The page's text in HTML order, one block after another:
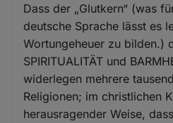
Dass der „Glutkern“ (was
deutsche Sprache lässt es
Wortungeheuer zu bilden.)
SPIRITUALITÄT und
widerlegen mehrere
Religionen; im christlichen
herausragender Weise,